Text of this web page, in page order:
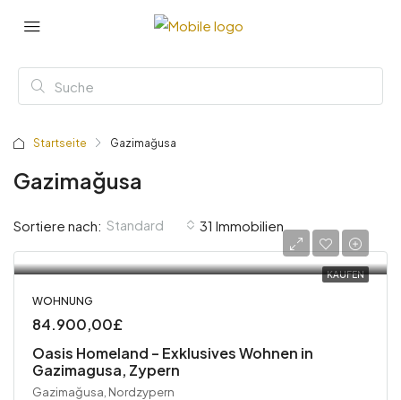
Startseite Gazimağusa
Gazimağusa
31 Immobilien
Sortiere nach: Standard
KAUFEN
WOHNUNG
84.900,00£
Oasis Homeland – Exklusives Wohnen in
Gazimagusa, Zypern
Gazimağusa, Nordzypern